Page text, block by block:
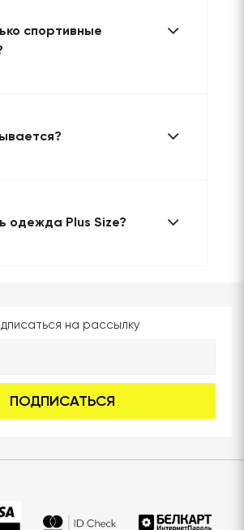
спортивные
одежда Plus Size?
на рассылку
ПОДПИСАТЬСЯ